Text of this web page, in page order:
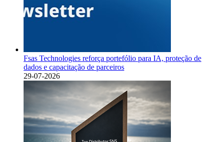
Fsas Technologies reforça portefólio para IA, proteção de
dados e capacitação de parceiros
29-07-2026